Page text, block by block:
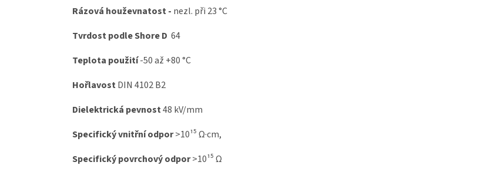
Rázová houževnatost - nezl. při 23 °C
Tvrdost podle Shore D 64
Teplota použití-50 až +80 °C
HořlavostDIN 4102 B2
Dielektrická pevnost48 kV/mm
Specifický vnitřní odpor>10¹⁵ Ω·cm,
Specifický povrchový odpor>10¹⁵ Ω